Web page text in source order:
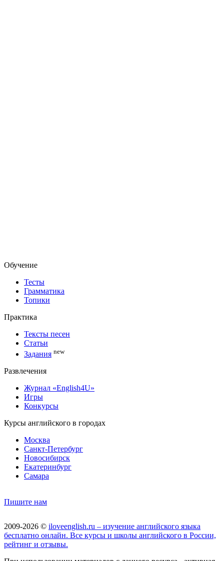
Обучение
Тесты
Грамматика
Топики
Практика
Тексты песен
Статьи
Задания new
Развлечения
Журнал «English4U»
Игры
Конкурсы
Курсы английского в городах
Москва
Санкт-Петербург
Новосибирск
Екатеринбург
Самара
Пишите нам
2009-2026 © iloveenglish.ru – изучение английского языка
бесплатно онлайн. Все курсы и школы английского в России,
рейтинг и отзывы.